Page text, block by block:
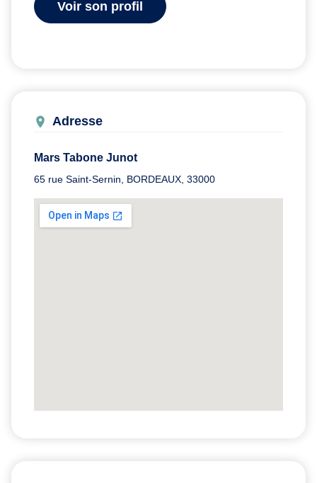
Voir son profil
Adresse
Mars Tabone Junot
65 rue Saint-Sernin, BORDEAUX, 33000